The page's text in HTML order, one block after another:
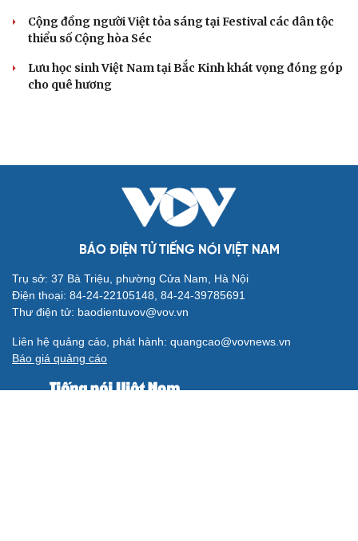
Cộng đồng người Việt tỏa sáng tại Festival các dân tộc
thiểu số Cộng hòa Séc
Lưu học sinh Việt Nam tại Bắc Kinh khát vọng đóng góp
cho quê hương
BÁO ĐIỆN TỬ TIẾNG NÓI VIỆT NAM
Trụ sở: 37 Bà Triệu, phường Cửa Nam, Hà Nội
Điện thoại: 84-24-22105148, 84-24-39785691
Thư điện tử: baodientuvov@vov.vn
Liên hệ quảng cáo, phát hành: quangcao@vovnews.vn
Báo giá quảng cáo
Báo in xuất bản thứ Năm hàng tuần